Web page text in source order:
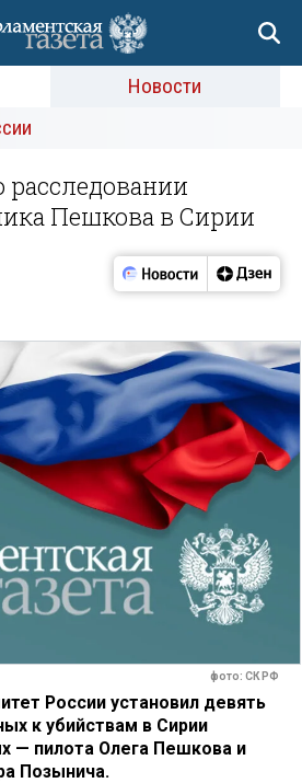
Новости
расследовании
Пешкова в Сирии
фото: СК РФ
России установил девять
к убийствам в Сирии
— пилота Олега Пешкова и
Позынича.